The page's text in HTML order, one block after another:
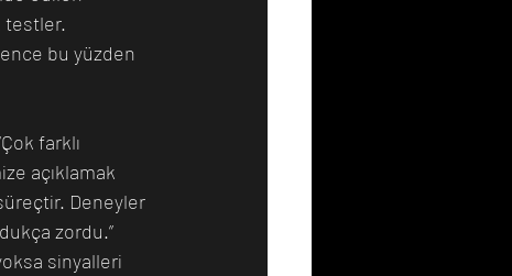
testler.
bu yüzden
farklı
açıklamak
Deneyler
zordu.”
sinyalleri